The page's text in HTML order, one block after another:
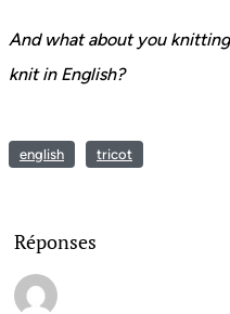
And what about you
knit in English?
english tricot
Réponses